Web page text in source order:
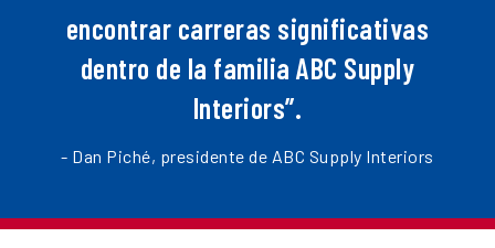
encontrar carreras significativas
dentro de la familia ABC Supply
Interiors”.
- Dan Piché, presidente de ABC Supply Interiors